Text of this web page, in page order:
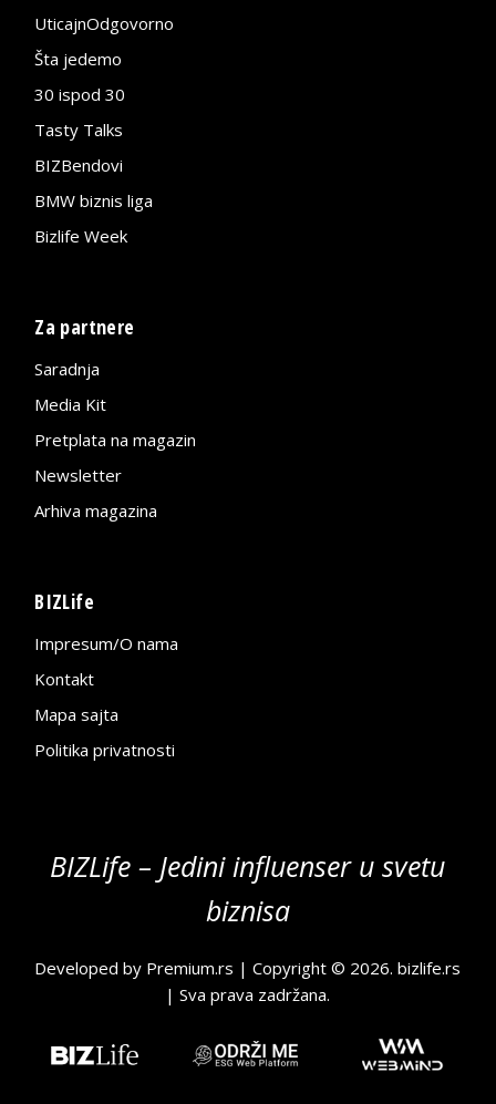
UticajnOdgovorno
Šta jedemo
30 ispod 30
Tasty Talks
BIZBendovi
BMW biznis liga
Bizlife Week
Za partnere
Saradnja
Media Kit
Pretplata na magazin
Newsletter
Arhiva magazina
BIZLife
Impresum/O nama
Kontakt
Mapa sajta
Politika privatnosti
BIZLife – Jedini influenser u svetu
biznisa
Developed by Premium.rs | Copyright © 2026.bizlife.rs
| Sva prava zadržana.